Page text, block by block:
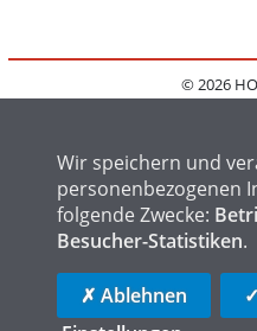
© 2026
FAQ
HOME
Wir speichern und
personenbezogenen
folgende Zwecke:
Besucher-Statistiken.
✗ Ablehnen